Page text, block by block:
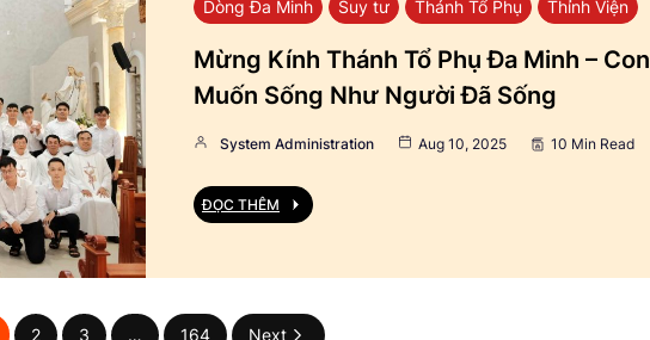
Dòng Đa Minh Suy tư Thánh Tổ Phụ Thỉnh Viện
Mừng Kính Thánh Tổ Phụ Đa Minh – Con
Muốn Sống Như Người Đã Sống
System Administration Aug 10, 2025 10 Min Read
ĐỌC THÊM
2 3 … 164 Next